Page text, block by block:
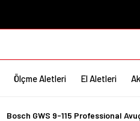
Ölçme Aletleri El Aletleri
Bosch GWS 9-115 Professional